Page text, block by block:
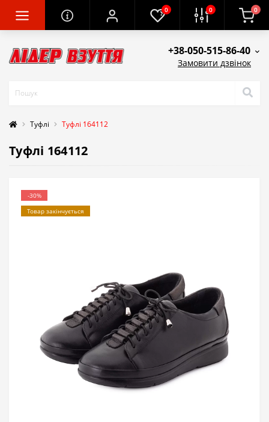
0 0 0
+38-050-515-86-40
Замовити дзвінок
Tуфлі Туфлі 164112
Туфлі 164112
-30%
Товар закінчується